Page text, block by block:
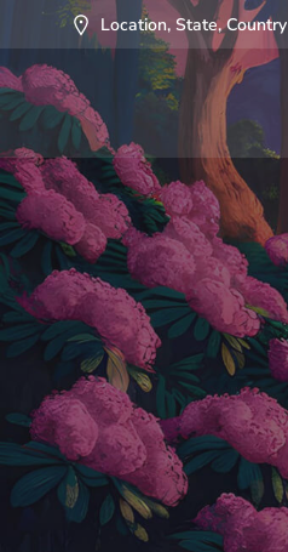
Saltar
al
contenido
Location, State, Country